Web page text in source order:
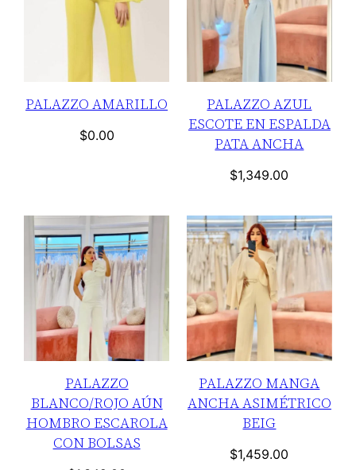
PALAZZO AMARILLO
$0.00
PALAZZO AZUL
ESCOTE EN ESPALDA
PATA ANCHA
$1,349.00
PALAZZO
BLANCO/ROJO AÚN
HOMBRO ESCAROLA
CON BOLSAS
PALAZZO MANGA
ANCHA ASIMÉTRICO
BEIG
$1,459.00